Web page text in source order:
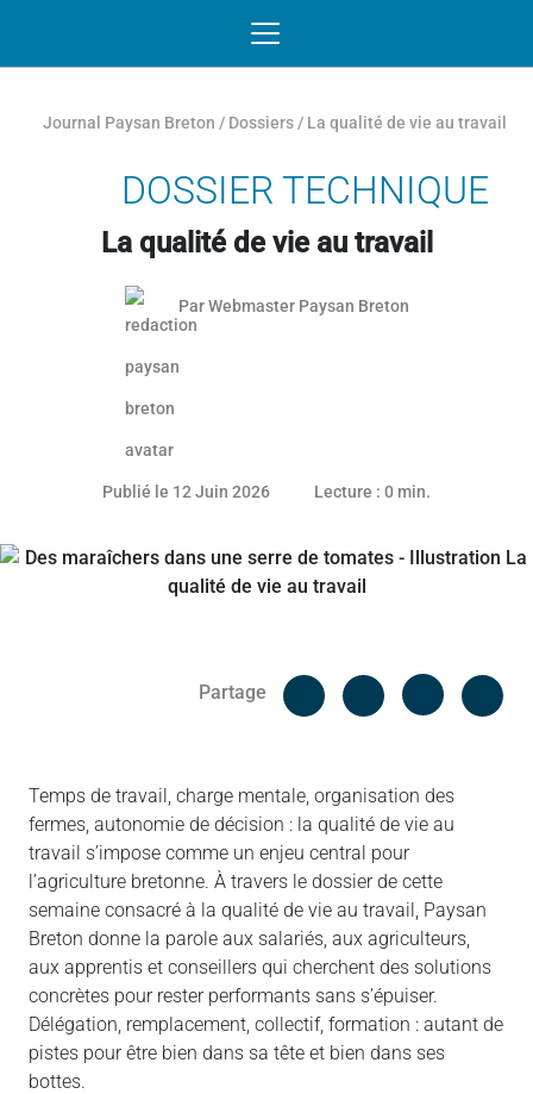
Journal Paysan Breton / Dossiers / La qualité de vie au travail
DOSSIER TECHNIQUE
La qualité de vie au travail
ParWebmaster Paysan Breton
Publié le 12 Juin 202611 juin 2026Lecture : 0 min.
Partage
Facebook
Temps de travail, charge mentale, organisation des
fermes, autonomie de décision : la qualité de vie au
travail s’impose comme un enjeu central pour
l’agriculture bretonne. À travers le dossier de cette
semaine consacré à la qualité de vie au travail, Paysan
Breton donne la parole aux salariés, aux agriculteurs,
aux apprentis et conseillers qui cherchent des solutions
concrètes pour rester performants sans s’épuiser.
Délégation, remplacement, collectif, formation : autant de
pistes pour être bien dans sa tête et bien dans ses
bottes.